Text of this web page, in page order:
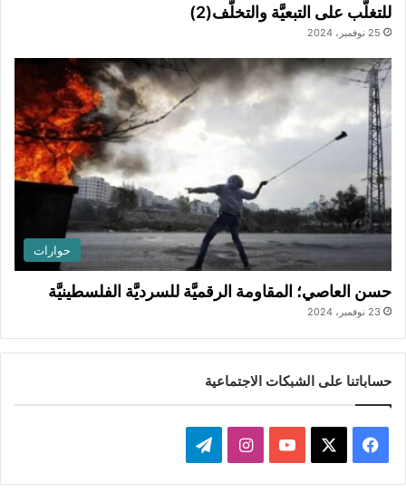
للتغلُّب على التبعيَّة والتخلُّف(2)
25 نوفمبر، 2024
حوارات
حسن العاصي؛ المقاومة الرقميَّة للسرديَّة الفلسطينيَّة
23 نوفمبر، 2024
حساباتنا على الشبكات الاجتماعية
ي
X
Y
ن
ي